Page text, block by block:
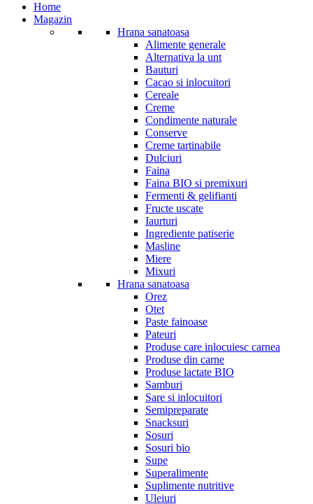
Home
Magazin
Hrana sanatoasa
Alimente generale
Alternativa la unt
Bauturi
Cacao si inlocuitori
Cereale
Creme
Condimente naturale
Conserve
Creme tartinabile
Dulciuri
Faina
Faina BIO si premixuri
Fermenti & gelifianti
Fructe uscate
Iaurturi
Ingrediente patiserie
Masline
Miere
Mixuri
Hrana sanatoasa
Orez
Otet
Paste fainoase
Pateuri
Produse care inlocuiesc carnea
Produse din carne
Produse lactate BIO
Samburi
Sare si inlocuitori
Semipreparate
Snacksuri
Sosuri
Sosuri bio
Supe
Superalimente
Suplimente nutritive
Uleiuri